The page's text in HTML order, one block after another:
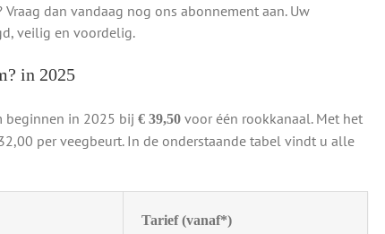
dan vandaag nog ons abonnement aan. Uw
veilig en voordelig.
in 2025
beginnen in 2025 bij € 39,50voor één rookkanaal. Met het
per veegbeurt. In de onderstaande tabel vindt u alle
Tarief (vanaf*)